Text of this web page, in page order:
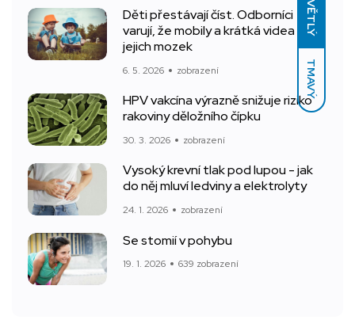
SVĚTLÝ
TMAVÝ
Děti přestávají číst. Odborníci
varují, že mobily a krátká videa mění
jejich mozek
6. 5. 2026 zobrazení
HPV vakcína výrazně snižuje riziko
rakoviny děložního čípku
30. 3. 2026 zobrazení
Vysoký krevní tlak pod lupou - jak
do něj mluví ledviny a elektrolyty
24. 1. 2026 zobrazení
Se stomií v pohybu
19. 1. 2026 639 zobrazení